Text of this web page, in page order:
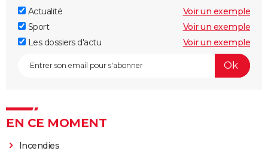
Actualité
Voir un exemple
Sport
Voir un exemple
Les dossiers d'actu
Voir un exemple
EN CE MOMENT
Incendies